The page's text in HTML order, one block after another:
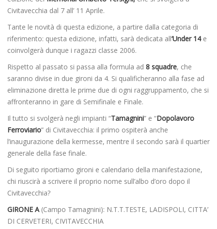
Civitavecchia dal 7 all’ 11 Aprile.
Tante le novità di questa edizione, a partire dalla categoria di
riferimento: questa edizione, infatti, sarà dedicata all‘Under 14e
coinvolgerà dunque i ragazzi classe 2006.
Rispetto al passato si passa alla formula ad 8 squadre, che
saranno divise in due gironi da 4. Si qualificheranno alla fase ad
eliminazione diretta le prime due di ogni raggruppamento, che si
affronteranno in gare di Semifinale e Finale.
Il tutto si svolgerà negli impianti “Tamagnini” e “Dopolavoro
Ferroviario” di Civitavecchia: il primo ospiterà anche
l’inaugurazione della kermesse, mentre il secondo sarà il quartier
generale della fase finale.
Di seguito riportiamo gironi e calendario della manifestazione,
chi riuscirà a scrivere il proprio nome sull’albo d’oro dopo il
Civitavecchia?
GIRONE A (Campo Tamagnini): N.T.T.TESTE, LADISPOLI, CITTA’
DI CERVETERI, CIVITAVECCHIA